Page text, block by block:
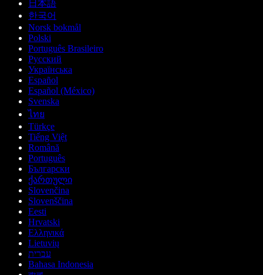
日本語
한국어
Norsk bokmål
Polski
Português Brasileiro
Русский
Українська
Español
Español (México)
Svenska
ไทย
Türkçe
Tiếng Việt
Română
Português
Български
ქართული
Slovenčina
Slovenščina
Eesti
Hrvatski
Ελληνικά
Lietuvių
עברית
Bahasa Indonesia